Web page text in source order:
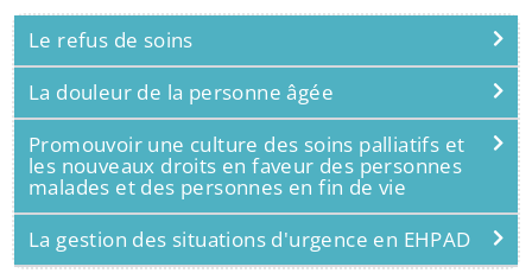
Le refus de soins
La douleur de la personne âgée
Promouvoir une culture des soins palliatifs et
les nouveaux droits en faveur des personnes
malades et des personnes en fin de vie
La gestion des situations d'urgence en EHPAD